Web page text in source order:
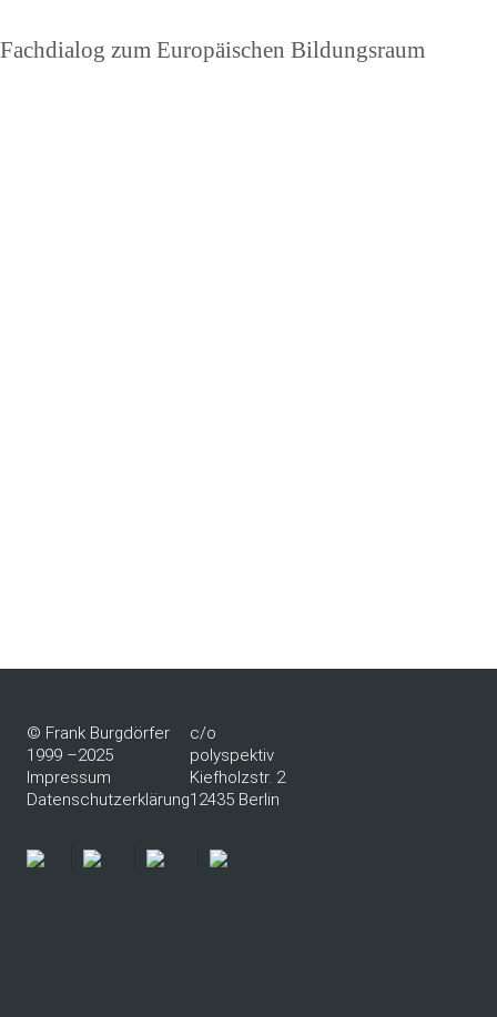
Nächster
Fachdialog zum Europäischen Bildungsraum
© Frank Burgdörfer
1999 –2025
Impressum
Datenschutzerklärung
c/o
polyspektiv
Kiefholzstr. 2
12435 Berlin